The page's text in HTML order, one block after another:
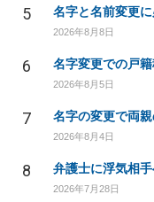
5 名字と名前変更
2026年8月8日
6 名字変更での戸
2026年8月5日
7 名字の変更で両
2026年8月4日
8 弁護士に浮気相
2026年7月28日